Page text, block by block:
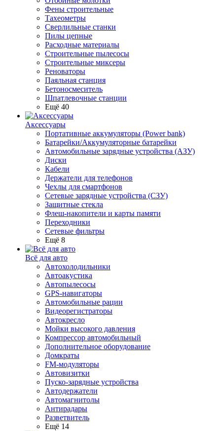
Фены строительные
Тахеометры
Сверлильные станки
Пилы цепные
Расходные материалы
Строительные пылесосы
Строительные миксеры
Реноваторы
Паяльная станция
Бетоносмеситель
Шпатлевочные станции
Ещё 40
Аксессуары
Портативные аккумуляторы (Power bank)
Батарейки/Аккумуляторные батарейки
Автомобильные зарядные устройства (АЗУ)
Диски
Кабели
Держатели для телефонов
Чехлы для смартфонов
Сетевые зарядные устройства (СЗУ)
Защитные стекла
Флеш-накопители и карты памяти
Переходники
Сетевые фильтры
Ещё 8
Всё для авто
Автохолодильники
Автоакустика
Автопылесосы
GPS-навигаторы
Автомобильные рации
Видеорегистраторы
Автокресло
Мойки высокого давления
Компрессор автомобильный
Дополнительное оборудование
Домкраты
FM-модуляторы
Автовизитки
Пуско-зарядные устройства
Автодержатели
Автомагнитолы
Антирадары
Разветвитель
Ещё 14